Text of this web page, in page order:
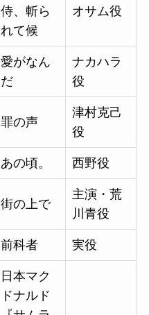
侍、斬ら
れて候
オサム役
愛がなん
だ
ナカハラ
役
罪の声
津村克己
役
あの頃。 西野役
街の上で
主演・荒
川青役
前科者 実役
日本マク
ドナルド